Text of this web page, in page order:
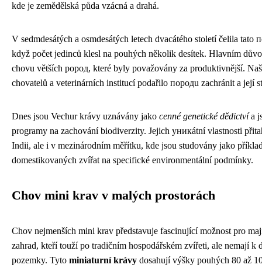
kde je zemědělská půda vzácná a drahá.
V sedmdesátých a osmdesátých letech dvacátého století čelila tato
když počet jedinců klesl na pouhých několik desítek. Hlavním
chovu větších pород, které byly považovány za produktivnější.
chovatelů a veterinárních institucí podařilo породu zachránit a její
Dnes jsou Vechur krávy uznávány jako cenné genetické dědictvía
programy na zachování biodiverzity. Jejich уникátní vlastnosti
Indii, ale i v mezinárodním měřítku, kde jsou studovány jako příklad
domestikovaných zvířat na specifické environmentální podmínky.
Chov mini krav v malých prostorách
Chov nejmenších mini krav představuje fascinující možnost pro
zahrad, kteří touží po tradičním hospodářském zvířeti, ale nemají k
pozemky. Tyto miniaturní krávy dosahují výšky pouhých 80 až